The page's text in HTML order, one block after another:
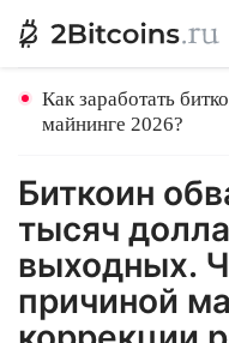
Как заработать
майнинге 2026?
Биткоин
тысяч
выходных.
причиной